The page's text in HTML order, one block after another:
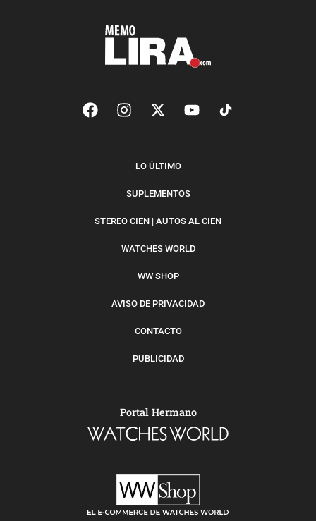
LO ÚLTIMO
SUPLEMENTOS
STEREO CIEN | AUTOS AL CIEN
WATCHES WORLD
WW SHOP
AVISO DE PRIVACIDAD
CONTACTO
PUBLICIDAD
Portal Hermano